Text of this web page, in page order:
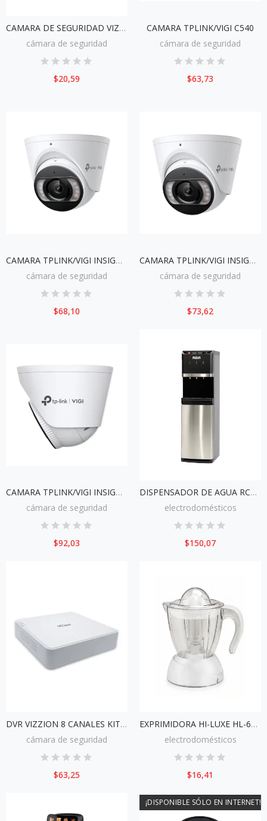
CAMARA DE SEGURIDAD VIZZION VZ-BC0T-IRP
cámara de seguridad
$20,59
CAMARA TPLINK/VIGI C540
cámara de seguridad
$63,73
CAMARA TPLINK/VIGI INSIGHT S445
cámara de seguridad
$68,10
CAMARA TPLINK/VIGI INSIGHT S455
cámara de seguridad
$73,62
CAMARA TPLINK/VIGI INSIGHT S485
cámara de seguridad
$92,03
DISPENSADOR DE AGUA RCA HWD-318LBB
electrodomésticos
$150,07
DVR VIZZION 8 CANALES KIT0804
cámara de seguridad
$63,25
EXPRIMIDORA HI-LUXE HL-6005
electrodomésticos
$16,41
¡DISPONIBLE SÓLO EN INTERNET!